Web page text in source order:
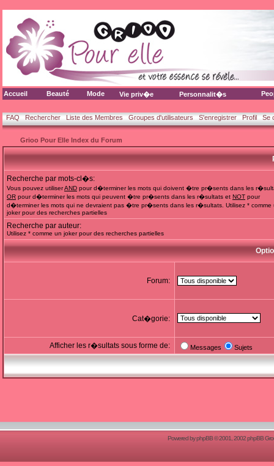
Accueil Beauté Mode Vie priv�e Personnalit�s
FAQ Rechercher Liste des Membres Groupes d'utilisateurs S'enregistrer Profil Se
Grioo Pour Elle Index du Forum
Recherche par mots-cl�s:
Vous pouvez utiliserAND pour d�terminer les mots qui doivent �tre pr�sents dans les
OR pour d�terminer les mots qui peuvent �tre pr�sents dans les r�sultats et NOT pour
d�terminer les mots qui ne devraient pas �tre pr�sents dans les r�sultats. Utilisez * comme
joker pour des recherches partielles
Recherche par auteur:
Utilisez * comme un joker pour des recherches partielles
Forum:
Cat�gorie:
Afficher les r�sultats sous forme de: Messages Sujets
Powered byphpBB© 2001, 2002 phpBB